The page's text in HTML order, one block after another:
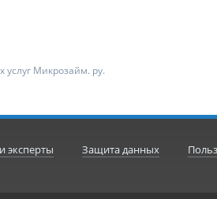
Микрозайм. ру.
эксперты Защита данных